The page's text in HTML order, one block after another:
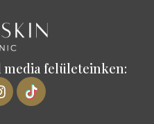
media felületeinken: